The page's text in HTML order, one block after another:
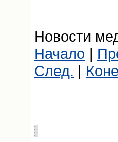
Новости
Начало |
След. |